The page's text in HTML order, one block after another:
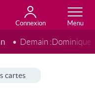
Connexion
Demain :Dominique
cartes